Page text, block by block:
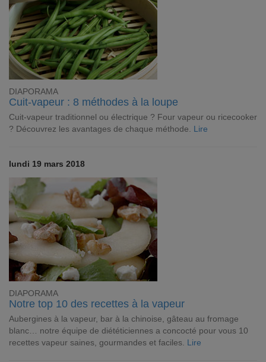
DIAPORAMA
Cuit-vapeur : 8 méthodes à la loupe
Cuit-vapeur traditionnel ou électrique ? Four vapeur ou ricecooker
? Découvrez les avantages de chaque méthode. Lire
lundi 19 mars 2018
DIAPORAMA
Notre top 10 des recettes à la vapeur
Aubergines à la vapeur, bar à la chinoise, gâteau au fromage
blanc… notre équipe de diététiciennes a concocté pour vous 10
recettes vapeur saines, gourmandes et faciles. Lire